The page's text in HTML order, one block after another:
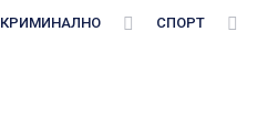
КРИМИНАЛНО СПОРТ